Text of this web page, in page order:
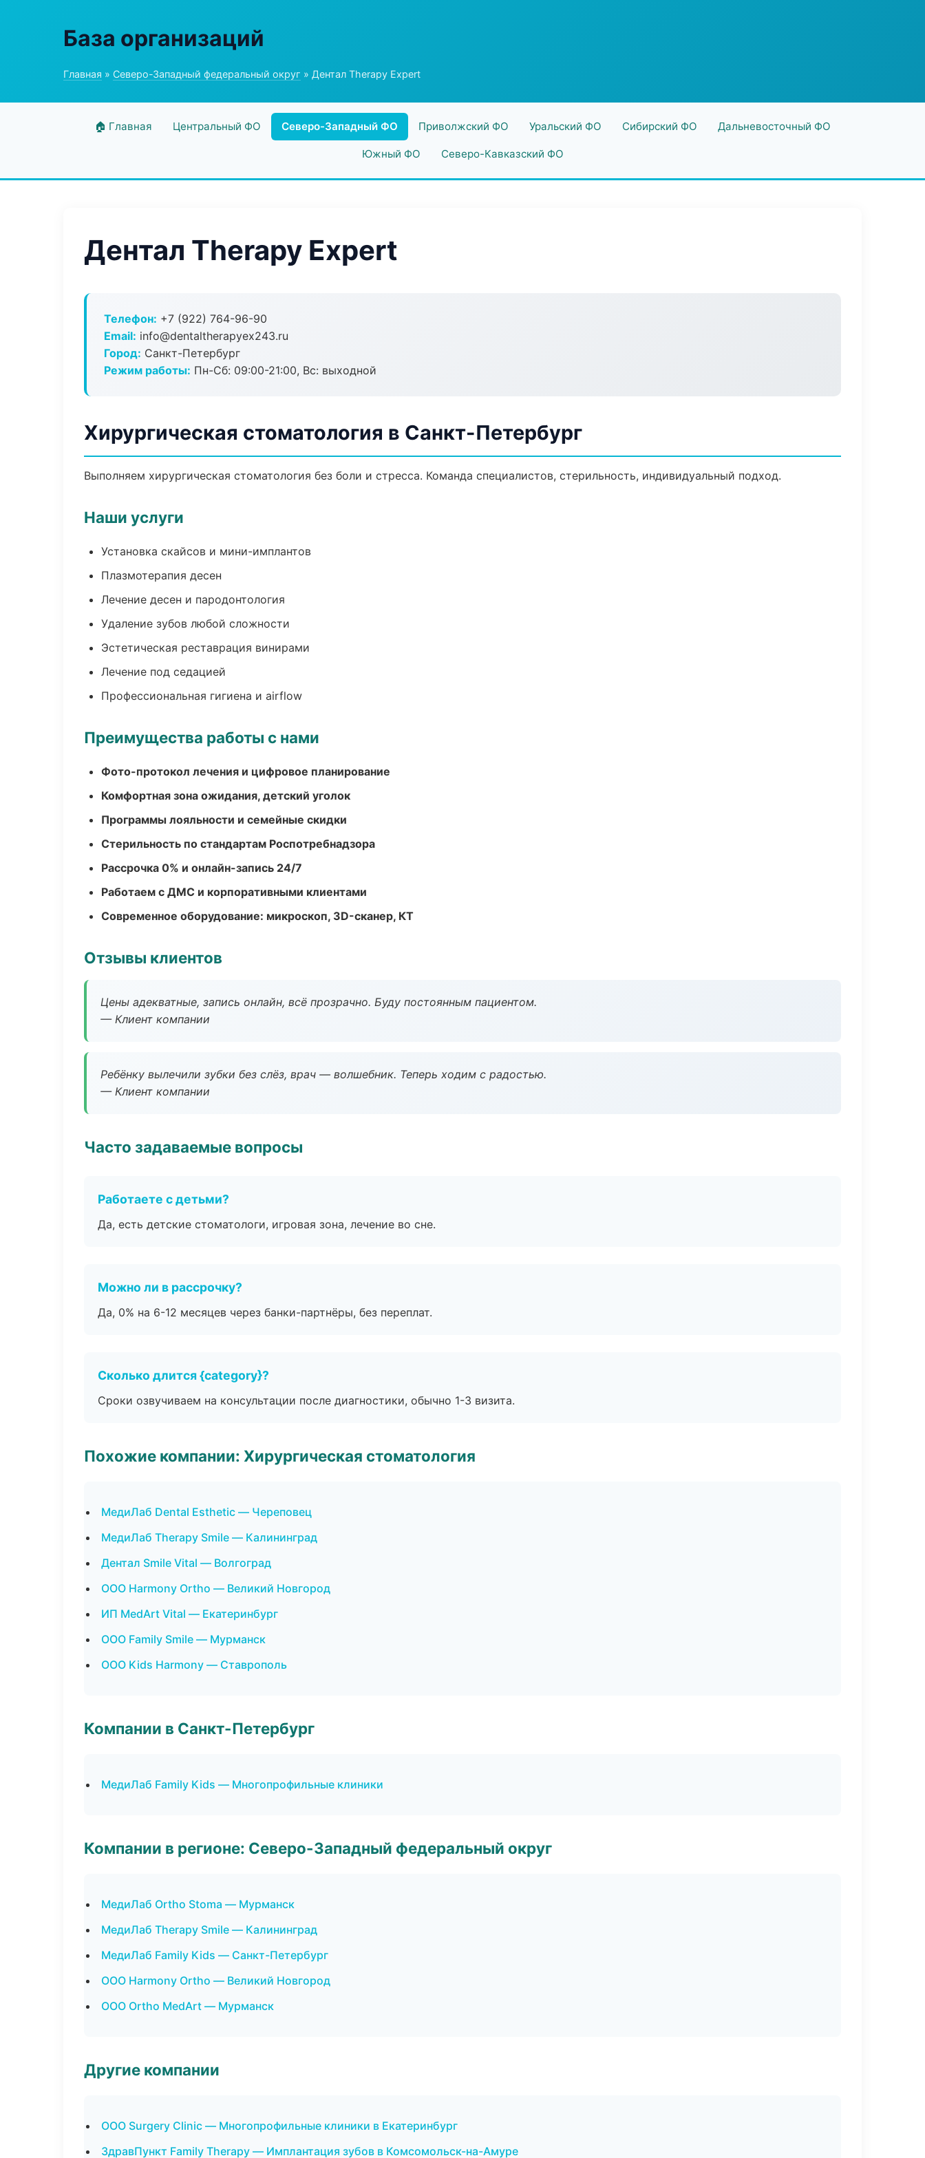
База организаций
Главная » Северо-Западный федеральный округ » Дентал Therapy Expert
🏠 Главная Центральный ФО Северо-Западный ФО Приволжский ФО Уральский ФО Сибирский ФО Дальневосточный ФО
Южный ФО Северо-Кавказский ФО
Дентал Therapy Expert
Телефон: +7 (922) 764-96-90
Email: info@dentaltherapyex243.ru
Город: Санкт-Петербург
Режим работы: Пн-Сб: 09:00-21:00, Вс: выходной
Хирургическая стоматология в Санкт-Петербург
Выполняем хирургическая стоматология без боли и стресса. Команда специалистов, стерильность, индивидуальный подход.
Наши услуги
Установка скайсов и мини-имплантов
Плазмотерапия десен
Лечение десен и пародонтология
Удаление зубов любой сложности
Эстетическая реставрация винирами
Лечение под седацией
Профессиональная гигиена и airflow
Преимущества работы с нами
Фото-протокол лечения и цифровое планирование
Комфортная зона ожидания, детский уголок
Программы лояльности и семейные скидки
Стерильность по стандартам Роспотребнадзора
Рассрочка 0% и онлайн-запись 24/7
Работаем с ДМС и корпоративными клиентами
Современное оборудование: микроскоп, 3D-сканер, КТ
Отзывы клиентов
Цены адекватные, запись онлайн, всё прозрачно. Буду постоянным пациентом.
— Клиент компании
Ребёнку вылечили зубки без слёз, врач — волшебник. Теперь ходим с радостью.
— Клиент компании
Часто задаваемые вопросы
Работаете с детьми?
Да, есть детские стоматологи, игровая зона, лечение во сне.
Можно ли в рассрочку?
Да, 0% на 6-12 месяцев через банки-партнёры, без переплат.
Сколько длится {category}?
Сроки озвучиваем на консультации после диагностики, обычно 1-3 визита.
Похожие компании: Хирургическая стоматология
МедиЛаб Dental Esthetic — Череповец
МедиЛаб Therapy Smile — Калининград
Дентал Smile Vital — Волгоград
ООО Harmony Ortho — Великий Новгород
ИП MedArt Vital — Екатеринбург
ООО Family Smile — Мурманск
ООО Kids Harmony — Ставрополь
Компании в Санкт-Петербург
МедиЛаб Family Kids — Многопрофильные клиники
Компании в регионе: Северо-Западный федеральный округ
МедиЛаб Ortho Stoma — Мурманск
МедиЛаб Therapy Smile — Калининград
МедиЛаб Family Kids — Санкт-Петербург
ООО Harmony Ortho — Великий Новгород
ООО Ortho MedArt — Мурманск
Другие компании
ООО Surgery Clinic — Многопрофильные клиники в Екатеринбург
ЗдравПункт Family Therapy — Имплантация зубов в Комсомольск-на-Амуре